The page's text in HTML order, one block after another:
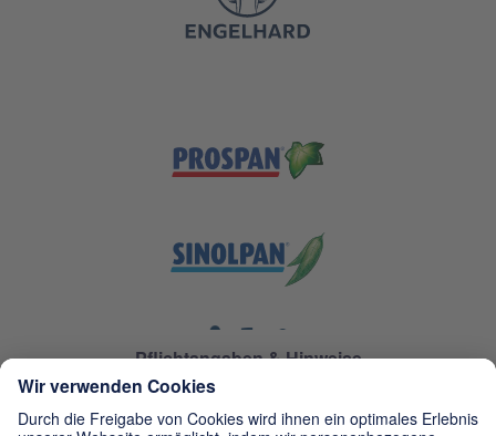
Pflichtangaben & Hinweise
CareExpert Wundgel ist ein Medizinprodukt.